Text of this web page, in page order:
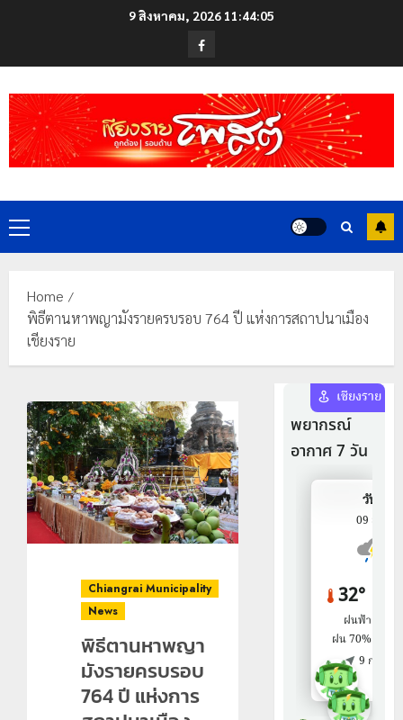
9 สิงหาคม, 2026 11:44:06
Facebook
Primary
Menu
Home
พิธีตานหาพญามังรายครบรอบ 764 ปี แห่งการสถาปนาเมือง
เชียงราย
Chiangrai Municipality
News
พิธีตานหาพญา
มังรายครบรอบ
764 ปี แห่งการ